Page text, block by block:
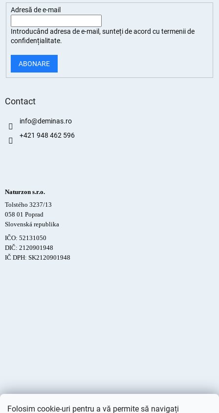
Folosim cookie-uri pentru a vă permite să navigați
Adresă de e-mail
Introducând adresa de e-mail, sunteți deacord cu termenii de
confidențialitate.
ABONARE
Contact
info@deminas.ro
+421 948 462 596
Naturzon s.r.o.
Tolstého 3237/13
058 01 Poprad
Slovenská republika
IČO: 52131050
DIČ: 2120901948
IČ DPH: SK2120901948